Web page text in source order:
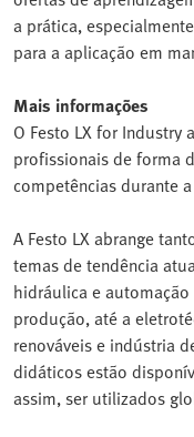
a prática,
para a aplicação em
Mais informações
O Festo LX for Industry
profissionais de forma
competências durante
A Festo LX abrange
temas de tendência
hidráulica e
produção, até a
renováveis e indústria
didáticos estão
assim, ser utilizados